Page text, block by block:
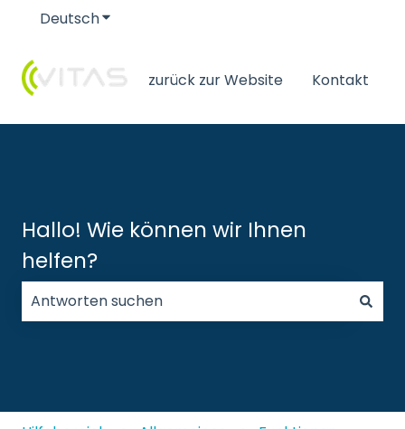
DeutschUntermenü für Übersetzungen anzeigen
zurück zur Website Kontakt
Hallo! Wie können wir Ihnen
helfen?